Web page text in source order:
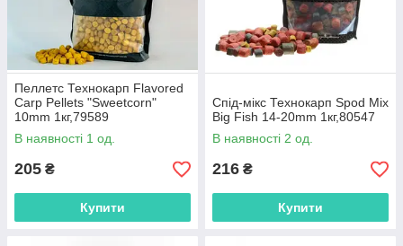
Пеллетс Технокарп Flavored
Carp Pellets "Sweetcorn"
10mm 1кг,79589
В наявності 1 од.
205 ₴
Купити
Спід-мікс Технокарп Spod Mix
Big Fish 14-20mm 1кг,80547
В наявності 2 од.
216 ₴
Купити